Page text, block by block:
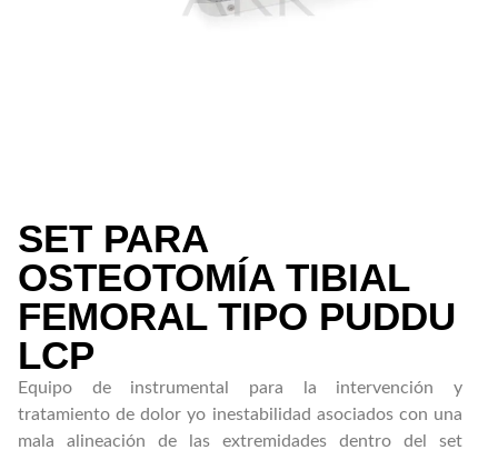
SET PARA
OSTEOTOMÍA TIBIAL
FEMORAL TIPO PUDDU
LCP
Equipo de instrumental para la intervención y
tratamiento de dolor yo inestabilidad asociados con una
mala alineación de las extremidades dentro del set